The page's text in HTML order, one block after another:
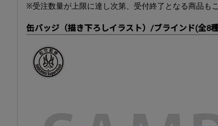
※受注数量が上限に達し次第、受付終了となる商品も
缶バッジ（描き下ろしイラスト）/ブラインド(全8